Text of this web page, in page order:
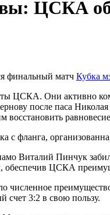
ЦСКА
финальный матч Кубка
ЦСКА. Они активно
после паса
восстановить
фланга,
Виталий Пинчук
обеспечив ЦСКА
счет 3:2 в свою пользу.